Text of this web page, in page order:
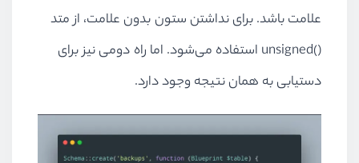
علامت باشد. برای نداشتن ستون بدون علامت، از متد
unsigned() استفاده می‌شود. اما راه دومی نیز برای
دستیابی به همان نتیجه وجود دارد.